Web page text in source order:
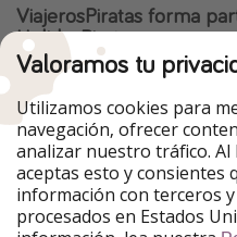
ViajerosPiratas forma
HolidayPirates
Nuestros mercados
PiratinViaggio
VakantiePiraten
VoyagesPirates
Urlaubspiraten
TravelPirates
Valoramos tu
Utilizamos cookies para
navegación, ofrecer
analizar nuestro tráfico. Al
aceptas esto y consientes
información con terceros
procesados en Estados